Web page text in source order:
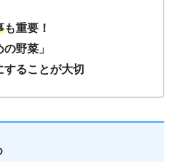
も重要！
野菜」
ることが大切